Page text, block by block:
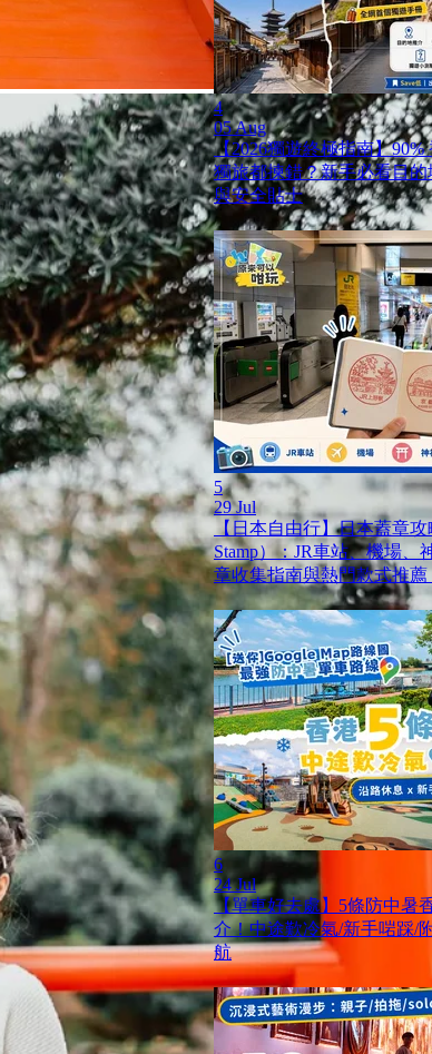
4
05 Aug
【2026獨遊終極指南】90%
獨旅都揀錯？新手必看目的
與安全貼士
5
29 Jul
【日本自由行】日本蓋章
Stamp）：JR車站、機場、
章收集指南與熱門款式推薦
6
24 Jul
【單車好去處】5條防中暑
介！中途歎冷氣/新手啱踩/
航